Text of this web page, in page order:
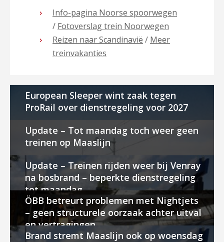
Info-pagina Noorse spoorwegen
/ Fotoverslag trein Noorwegen
Reizen naar Scandinavië / Meer
treinvakanties
European Sleeper wint zaak tegen
ProRail over dienstregeling voor 2027
Update – Tot maandag toch weer geen
treinen op Maaslijn
Update – Treinen rijden weer bij Venray
na bosbrand – beperkte dienstregeling
tot maandag
ÖBB betreurt problemen met Nightjets
– geen structurele oorzaak achter uitval
en vertragingen
Brand stremt Maaslijn ook op woensdag